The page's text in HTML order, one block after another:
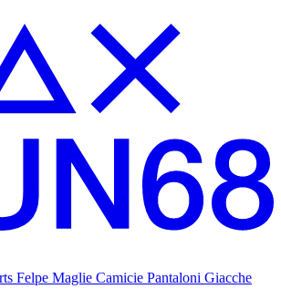
Felpe Maglie Camicie Pantaloni Giacche